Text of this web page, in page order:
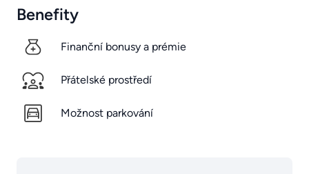
Benefity
Finanční bonusy a prémie
Přátelské prostředí
Možnost parkování